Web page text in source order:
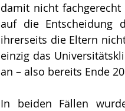
damit nicht
auf die Entscheidung
ihrerseits die Eltern
einzig das
an – also bereits Ende
In beiden Fällen